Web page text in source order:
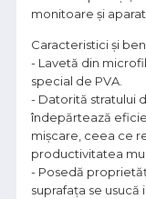
monitoare și
Caracteristici și
- Lavetă din
special de PVA.
- Datorită stratului
îndepărtează
mișcare, ceea ce
productivitatea
- Posedă
suprafața se